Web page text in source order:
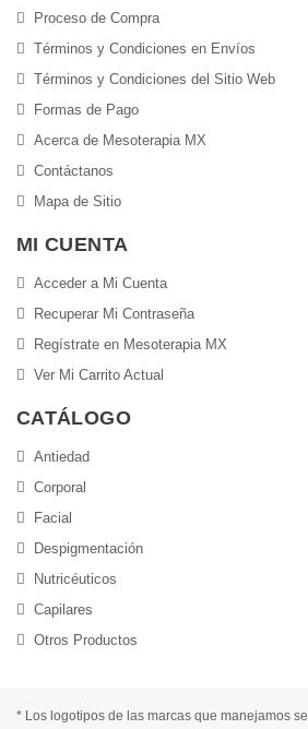
Proceso de Compra
Términos y Condiciones en Envíos
Términos y Condiciones del Sitio Web
Formas de Pago
Acerca de Mesoterapia MX
Contáctanos
Mapa de Sitio
MI CUENTA
Acceder a Mi Cuenta
Recuperar Mi Contraseña
Regístrate en Mesoterapia MX
Ver Mi Carrito Actual
CATÁLOGO
Antiedad
Corporal
Facial
Despigmentación
Nutricéuticos
Capilares
Otros Productos
* Los logotipos de las marcas que manejamos